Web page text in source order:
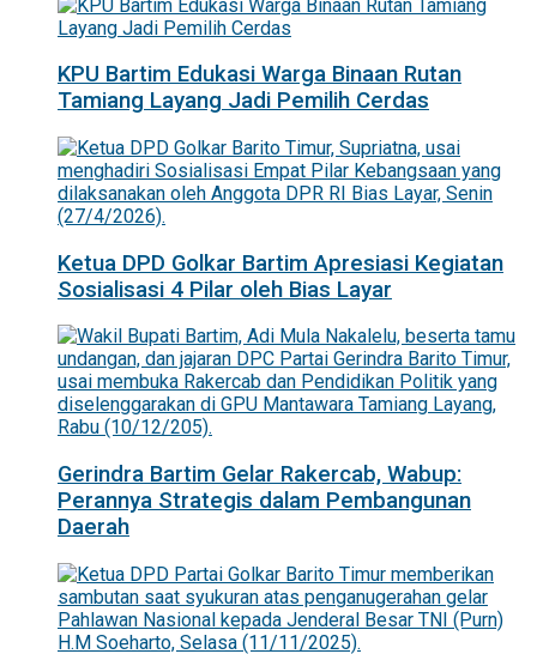
KPU Bartim Edukasi Warga Binaan Rutan
Tamiang Layang Jadi Pemilih Cerdas
Ketua DPD Golkar Bartim Apresiasi Kegiatan
Sosialisasi 4 Pilar oleh Bias Layar
Gerindra Bartim Gelar Rakercab, Wabup:
Perannya Strategis dalam Pembangunan
Daerah